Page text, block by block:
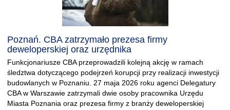
Poznań. CBA zatrzymało prezesa firmy
deweloperskiej oraz urzędnika
Funkcjonariusze CBA przeprowadzili kolejną akcję w ramach
śledztwa dotyczącego podejrzeń korupcji przy realizacji inwestycji
budowlanych w Poznaniu. 27 maja 2026 roku agenci Delegatury
CBA w Warszawie zatrzymali dwie osoby pracownika Urzędu
Miasta Poznania oraz prezesa firmy z branży deweloperskiej